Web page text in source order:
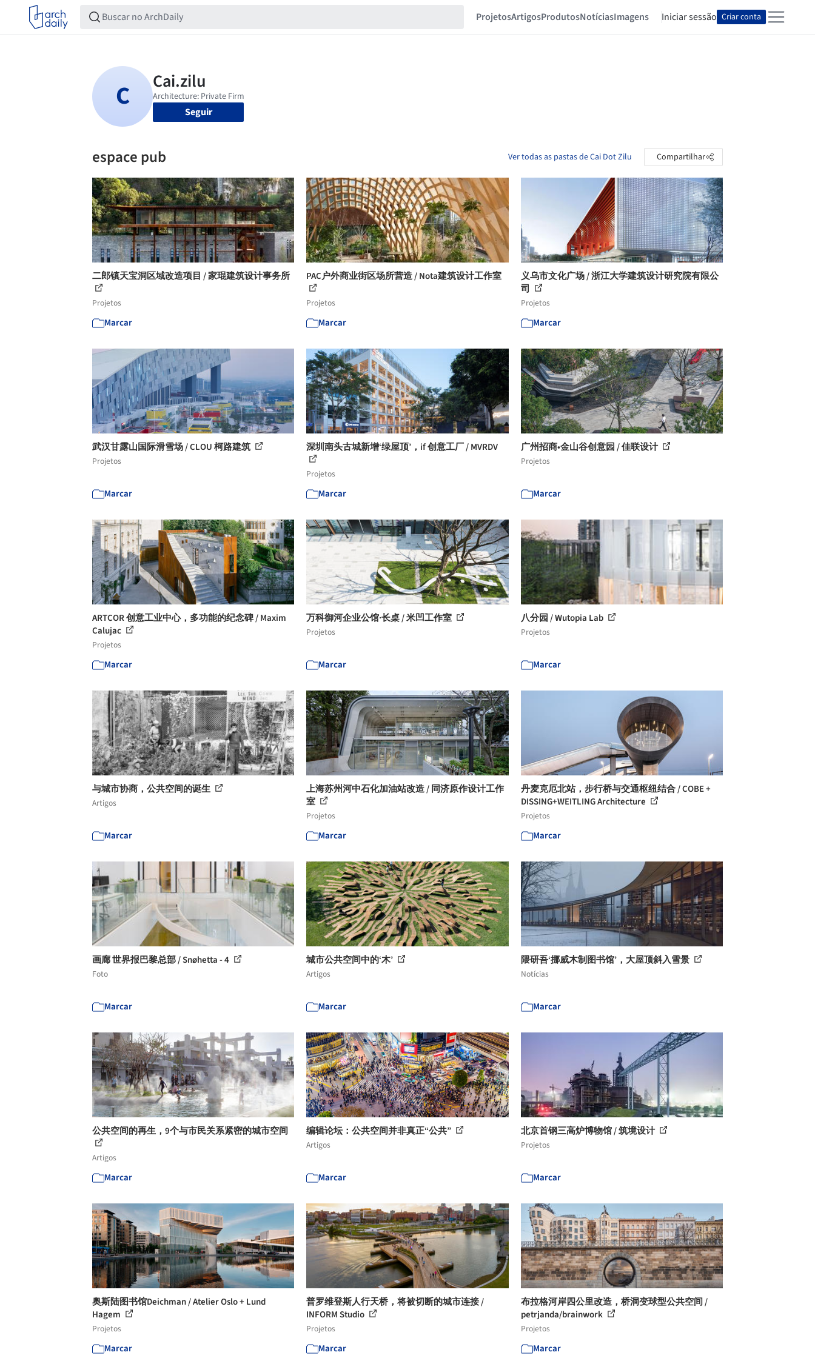
ProjetosArtigosProdutosNotíciasImagens Iniciar sessão Criar conta
Seguir
espace pub Ver todas as pastas de Cai Dot Zilu Compartilhar
二郎镇天宝洞区域改造项目 / 家琨建筑设计事务所
Projetos
Marcar
PAC户外商业街区场所营造 / Nota建筑设计工作室
Projetos
Marcar
义乌市文化广场 / 浙江大学建筑设计研究院有限公
司
Projetos
Marcar
武汉甘露山国际滑雪场 / CLOU 柯路建筑
Projetos
Marcar
深圳南头古城新增‘绿屋顶’，if 创意工厂 / MVRDV
Projetos
Marcar
广州招商•金山谷创意园 / 佳联设计
Projetos
Marcar
ARTCOR 创意工业中心，多功能的纪念碑 / Maxim
Calujac
Projetos
Marcar
万科御河企业公馆·长桌 / 米凹工作室
Projetos
Marcar
八分园 / Wutopia Lab
Projetos
Marcar
与城市协商，公共空间的诞生
Artigos
Marcar
上海苏州河中石化加油站改造 / 同济原作设计工作
室
Projetos
Marcar
丹麦克厄北站，步行桥与交通枢纽结合 / COBE +
DISSING+WEITLING Architecture
Projetos
Marcar
画廊 世界报巴黎总部 / Snøhetta - 4
Foto
Marcar
城市公共空间中的‘木’
Artigos
Marcar
隈研吾‘挪威木制图书馆’，大屋顶斜入雪景
Notícias
Marcar
公共空间的再生，9个与市民关系紧密的城市空间
Artigos
Marcar
编辑论坛：公共空间并非真正“公共”
Artigos
Marcar
北京首钢三高炉博物馆 / 筑境设计
Projetos
Marcar
奥斯陆图书馆Deichman / Atelier Oslo + Lund
Hagem
Projetos
Marcar
普罗维登斯人行天桥，将被切断的城市连接 /
INFORM Studio
Projetos
Marcar
布拉格河岸四公里改造，桥洞变球型公共空间 /
petrjanda/brainwork
Projetos
Marcar